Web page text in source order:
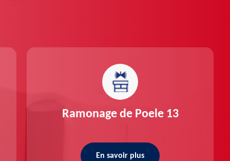
Ramonage de Poele 13
En savoir plus